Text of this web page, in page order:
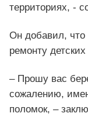
территориях, -
Он добавил, что
ремонту
– Прошу вас
сожалению,
поломок, –